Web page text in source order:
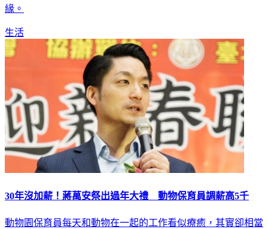
緣。
生活
30年沒加薪！蔣萬安祭出過年大禮 動物保育員調薪高5千
動物園保育員每天和動物在一起的工作看似療癒，其實卻相當